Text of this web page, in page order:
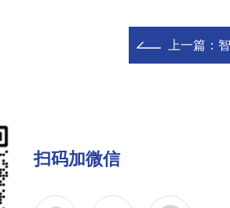
上一篇：
扫码加微信